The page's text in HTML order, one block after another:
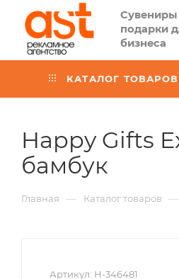
подарки
бизнеса
КАТАЛОГ ТОВАРОВ
Happy Gifts
бамбук
арт.:
Главная — Каталог товаров —
Артикул: H-346481